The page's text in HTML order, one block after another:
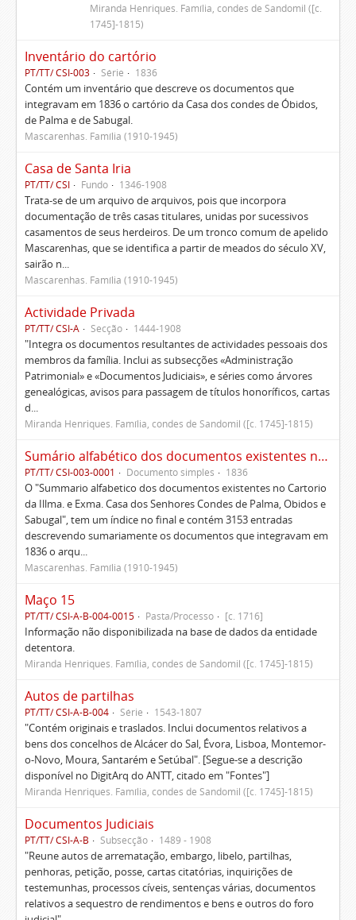
Miranda Henriques. Família, condes de Sandomil ([c.
1745]-1815)
Inventário do cartório
PT/TT/ CSI-003 Série 1836
Contém um inventário que descreve os documentos que
integravam em 1836 o cartório da Casa dos condes de Óbidos,
de Palma e de Sabugal.
Mascarenhas. Família (1910-1945)
Casa de Santa Iria
PT/TT/ CSI Fundo 1346-1908
Trata-se de um arquivo de arquivos, pois que incorpora
documentação de três casas titulares, unidas por sucessivos
casamentos de seus herdeiros. De um tronco comum de apelido
Mascarenhas, que se identifica a partir de meados do século XV,
sairão n...
Mascarenhas. Família (1910-1945)
Actividade Privada
PT/TT/ CSI-A Secção 1444-1908
"Integra os documentos resultantes de actividades pessoais dos
membros da família. Inclui as subsecções «Administração
Patrimonial» e «Documentos Judiciais», e séries como árvores
genealógicas, avisos para passagem de títulos honoríficos, cartas
d...
Miranda Henriques. Família, condes de Sandomil ([c. 1745]-1815)
Sumário alfabético dos documentos existentes no Cartório da Ilustríssima e Excelentíssima Casa dos senhores condes de Palma, Óbidos e Sabugal
PT/TT/ CSI-003-0001 Documento simples 1836
O "Summario alfabetico dos documentos existentes no Cartorio
da Illma. e Exma. Casa dos Senhores Condes de Palma, Obidos e
Sabugal", tem um índice no final e contém 3153 entradas
descrevendo sumariamente os documentos que integravam em
1836 o arqu...
Mascarenhas. Família (1910-1945)
Maço 15
PT/TT/ CSI-A-B-004-0015 Pasta/Processo [c. 1716]
Informação não disponibilizada na base de dados da entidade
detentora.
Miranda Henriques. Família, condes de Sandomil ([c. 1745]-1815)
Autos de partilhas
PT/TT/ CSI-A-B-004 Série 1543-1807
"Contém originais e traslados. Inclui documentos relativos a
bens dos concelhos de Alcácer do Sal, Évora, Lisboa, Montemor-
o-Novo, Moura, Santarém e Setúbal". [Segue-se a descrição
disponível no DigitArq do ANTT, citado em "Fontes"]
Miranda Henriques. Família, condes de Sandomil ([c. 1745]-1815)
Documentos Judiciais
PT/TT/ CSI-A-B Subsecção 1489 - 1908
"Reune autos de arrematação, embargo, libelo, partilhas,
penhoras, petição, posse, cartas citatórias, inquirições de
testemunhas, processos cíveis, sentenças várias, documentos
relativos a sequestro de rendimentos e bens e outros do foro